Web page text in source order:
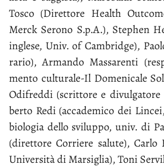
To­sco (Di­ret­to­re Heal­th
Merck Se­ro­no S.p.A.), Ste­phen
in­gle­se, Univ. of Cam­brid­ge),
ra­rio), Ar­man­do Mas­sa­ren­ti
men­to cul­tu­ra­le-Il Do­me­ni­ca­le
Odi­fred­di (scrit­to­re e
ber­to Re­di (ac­ca­de­mi­co dei
bio­lo­g­ia del­lo svi­lup­po, univ. di
(di­ret­to­re Cor­rie­re sa­lu­te), Car­lo
Uni­ver­si­tà di Mar­si­glia), To­ni